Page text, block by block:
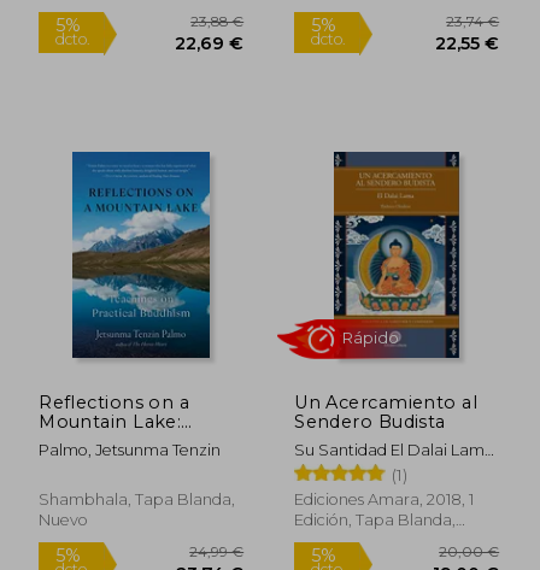
Rápido
Reflections on a
Mountain Lake:
Teachings on
Practical Buddhism
Palmo, Jetsunma Tenzin
Shambhala, Tapa Blanda,
Nuevo
Un Acercamiento al
Sendero Budista
Su Santidad El Dalai Lama;
Dalai Lama
(1)
Ediciones Amara, 2018, 1
Edición, Tapa Blanda,
Nuevo